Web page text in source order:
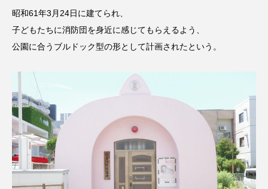
昭和61年3月24日に建てられ、
子どもたちに消防団を身近に感じてもらえるよう、
公園に合うブルドック型の形として計画されたという。